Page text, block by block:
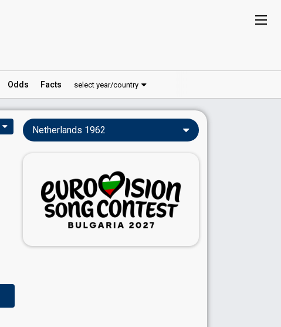
Odds Facts select year/country
Netherlands 1962